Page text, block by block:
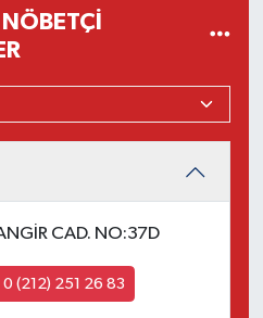
CAD. NO:37D
0 (212) 251 26 83